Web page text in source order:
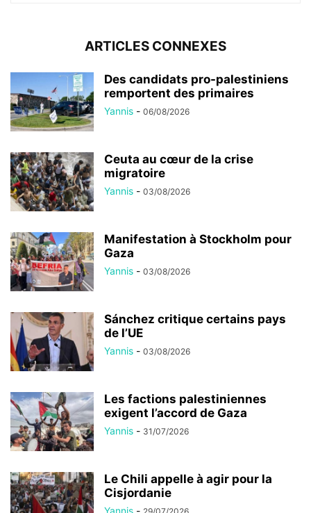
ARTICLES CONNEXES
Des candidats pro-palestiniens
remportent des primaires
Yannis - 06/08/2026
Ceuta au cœur de la crise
migratoire
Yannis - 03/08/2026
Manifestation à Stockholm pour
Gaza
Yannis - 03/08/2026
Sánchez critique certains pays
de l’UE
Yannis - 03/08/2026
Les factions palestiniennes
exigent l’accord de Gaza
Yannis - 31/07/2026
Le Chili appelle à agir pour la
Cisjordanie